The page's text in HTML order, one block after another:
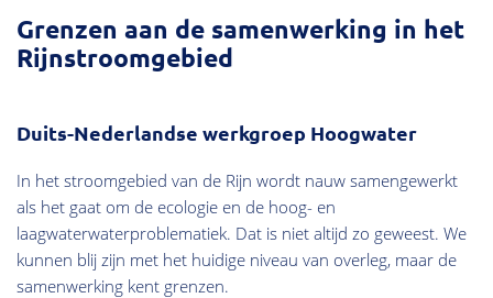
Grenzen aan de samenwerking in het
Rijnstroomgebied
Duits-Nederlandse werkgroep Hoogwater
In het stroomgebied van de Rijn wordt nauw samengewerkt
als het gaat om de ecologie en de hoog- en
laagwaterwaterproblematiek. Dat is niet altijd zo geweest. We
kunnen blij zijn met het huidige niveau van overleg, maar de
samenwerking kent grenzen.